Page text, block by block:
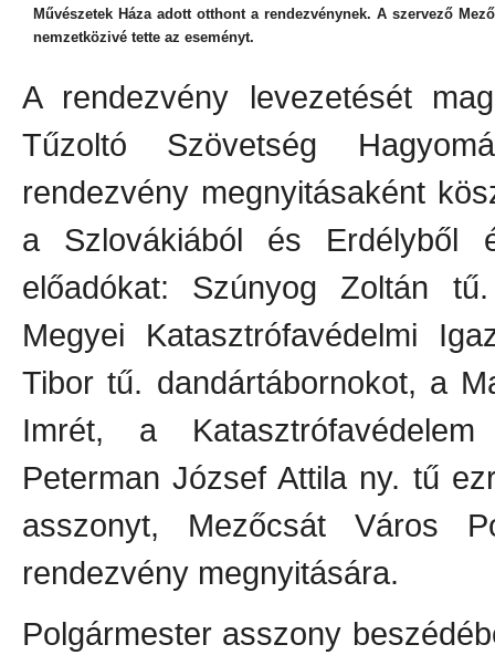
Művészetek Háza adott otthont a rendezvénynek. A szervező
nemzetközivé tette az eseményt.
A rendezvény levezetését
Tűzoltó Szövetség
rendezvény megnyitásaként
a Szlovákiából és Erdélyből
előadókat: Szúnyog Zoltán
Megyei Katasztrófavédelmi
Tibor tű. dandártábornokot, a
Imrét, a
Peterman József Attila ny. tű
asszonyt, Mezőcsát Város
rendezvény megnyitására.
Polgármester asszony